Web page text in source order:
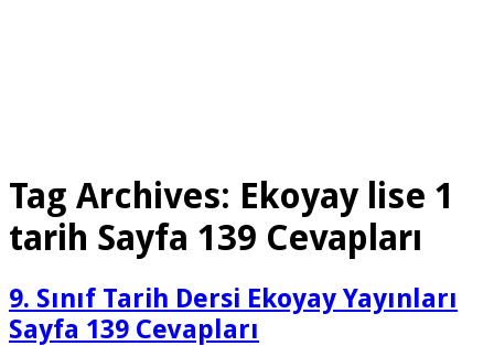
Tag Archives: Ekoyay lise 1
tarih Sayfa 139 Cevapları
9. Sınıf Tarih Dersi Ekoyay Yayınları
Sayfa 139 Cevapları